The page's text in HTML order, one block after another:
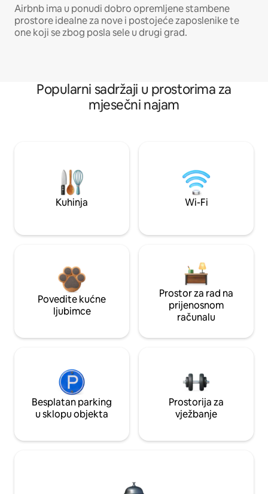
Airbnb ima u ponudi dobro opremljene stambene
prostore idealne za nove i postojeće zaposlenike te
one koji se zbog posla sele u drugi grad.
Popularni sadržaji u prostorima za
mjesečni najam
Kuhinja Wi-Fi
Povedite kućne
ljubimce
Prostor za rad na
prijenosnom
računalu
Besplatan parking
u sklopu objekta
Prostorija za
vježbanje